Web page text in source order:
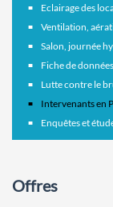
Eclairage des
Ventilation,
Salon, journée
Fiche de
Lutte contre le
Intervenants en
Enquêtes et
Offres